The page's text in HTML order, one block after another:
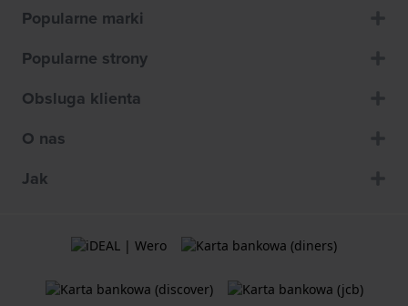
Popularne marki
Popularne strony
Obsluga klienta
O nas
Jak